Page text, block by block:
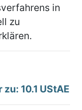
in
zu
10.1 UStAE